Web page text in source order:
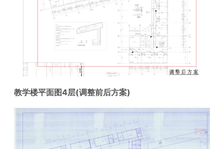
教学楼平面图4层(调整前后方案)